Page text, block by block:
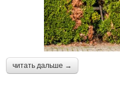
читать дальше →